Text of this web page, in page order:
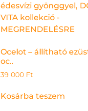
Ocelot – állítható
oc..
39 000 Ft
Kosárba teszem